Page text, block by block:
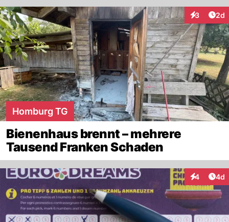
3 2d
Homburg TG
Bienenhaus brennt – mehrere
Tausend Franken Schaden
4 4d